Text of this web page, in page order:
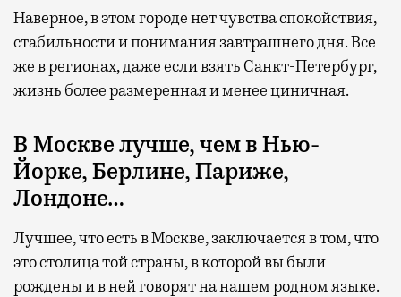
Наверное, в этом городе нет чувства спокойствия,
стабильности и понимания завтрашнего дня. Все
же в регионах, даже если взять Санкт-Петербург,
жизнь более размеренная и менее циничная.
В Москве лучше, чем в Нью-
Йорке, Берлине, Париже,
Лондоне…
Лучшее, что есть в Москве, заключается в том, что
это столица той страны, в которой вы были
рождены и в ней говорят на нашем родном языке.